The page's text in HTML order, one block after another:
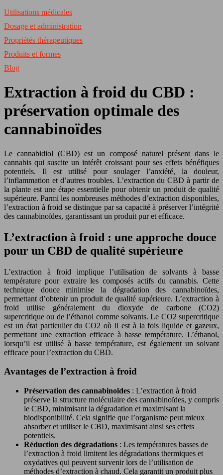
Utilisations médicales
Dosage et administration
Propriétés thérapeutiques
Produits et formes
Blog
Extraction à froid du CBD :
préservation optimale des
cannabinoïdes
Le cannabidiol (CBD) est un composé naturel présent dans le
cannabis qui suscite un intérêt croissant pour ses effets bénéfiques
potentiels. Il est utilisé pour soulager l’anxiété, la douleur,
l’inflammation et d’autres troubles. L’extraction du CBD à partir de
la plante est une étape essentielle pour obtenir un produit de qualité
supérieure. Parmi les nombreuses méthodes d’extraction disponibles,
l’extraction à froid se distingue par sa capacité à préserver l’intégrité
des cannabinoïdes, garantissant un produit pur et efficace.
L’extraction à froid : une approche douce
pour un CBD de qualité supérieure
L’extraction à froid implique l’utilisation de solvants à basse
température pour extraire les composés actifs du cannabis. Cette
technique douce minimise la dégradation des cannabinoïdes,
permettant d’obtenir un produit de qualité supérieure. L’extraction à
froid utilise généralement du dioxyde de carbone (CO2)
supercritique ou de l’éthanol comme solvants. Le CO2 supercritique
est un état particulier du CO2 où il est à la fois liquide et gazeux,
permettant une extraction efficace à basse température. L’éthanol,
lorsqu’il est utilisé à basse température, est également un solvant
efficace pour l’extraction du CBD.
Avantages de l’extraction à froid
Préservation des cannabinoïdes : L’extraction à froid
préserve la structure moléculaire des cannabinoïdes, y compris
le CBD, minimisant la dégradation et maximisant la
biodisponibilité. Cela signifie que l’organisme peut mieux
absorber et utiliser le CBD, maximisant ainsi ses effets
potentiels.
Réduction des dégradations : Les températures basses de
l’extraction à froid limitent les dégradations thermiques et
oxydatives qui peuvent survenir lors de l’utilisation de
méthodes d’extraction à chaud. Cela garantit un produit plus